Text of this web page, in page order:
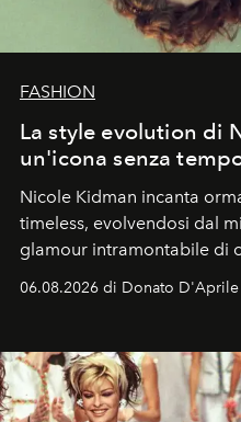
FASHION
La style evolution di
un'icona senza
Nicole Kidman incanta
timeless, evolvendosi dal
glamour intramontabile di
06.08.2026 di Donato D'Aprile